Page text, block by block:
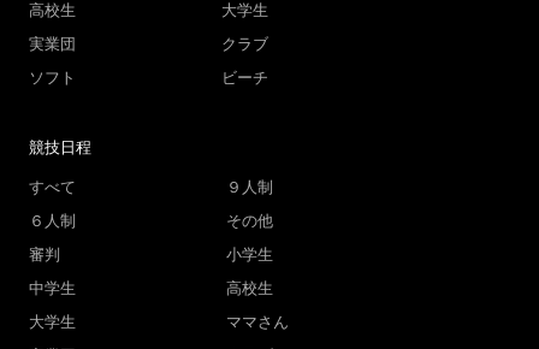
高校生
大学生
実業団
クラブ
ソフト
ビーチ
競技日程
すべて
９人制
６人制
その他
審判
小学生
中学生
高校生
大学生
ママさん